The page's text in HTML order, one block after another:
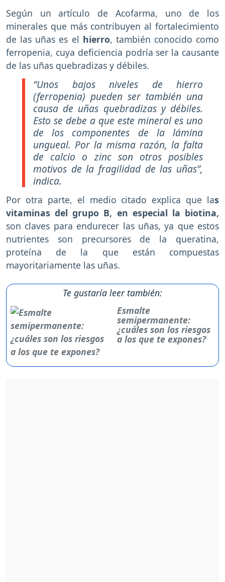
Según un artículo de Acofarma, uno de los
minerales que más contribuyen al fortalecimiento
de las uñas es el hierro, también conocido como
ferropenia, cuya deficiencia podría ser la causante
de las uñas quebradizas y débiles.
“Unos bajos niveles de hierro
(ferropenia) pueden ser también una
causa de uñas quebradizas y débiles.
Esto se debe a que este mineral es uno
de los componentes de la lámina
ungueal. Por la misma razón, la falta
de calcio o zinc son otros posibles
motivos de la fragilidad de las uñas”,
indica.
Por otra parte, el medio citado explica que las
vitaminas del grupo B, en especial la biotina,
son claves para endurecer las uñas, ya que estos
nutrientes son precursores de la queratina,
proteína de la que están compuestas
mayoritariamente las uñas.
Te gustaría leer también:
Esmalte
semipermanente:
¿cuáles son los riesgos
a los que te expones?